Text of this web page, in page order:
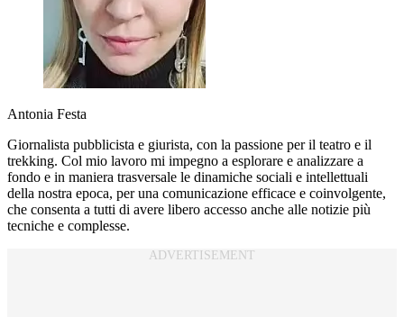
Antonia Festa
Giornalista pubblicista e giurista, con la passione per il teatro e il
trekking. Col mio lavoro mi impegno a esplorare e analizzare a
fondo e in maniera trasversale le dinamiche sociali e intellettuali
della nostra epoca, per una comunicazione efficace e coinvolgente,
che consenta a tutti di avere libero accesso anche alle notizie più
tecniche e complesse.